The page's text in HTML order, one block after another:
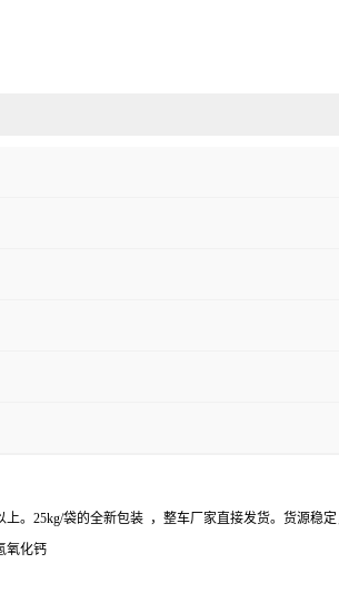
。25kg/袋的全新包装 ，整车厂家直接发货。货源稳
氧化钙